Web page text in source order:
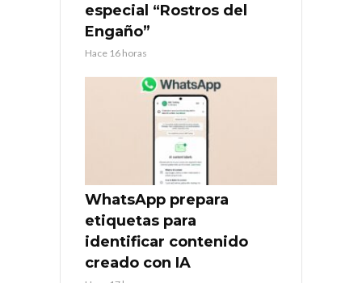
especial “Rostros del
Engaño”
Hace 16 horas
WhatsApp prepara
etiquetas para
identificar contenido
creado con IA